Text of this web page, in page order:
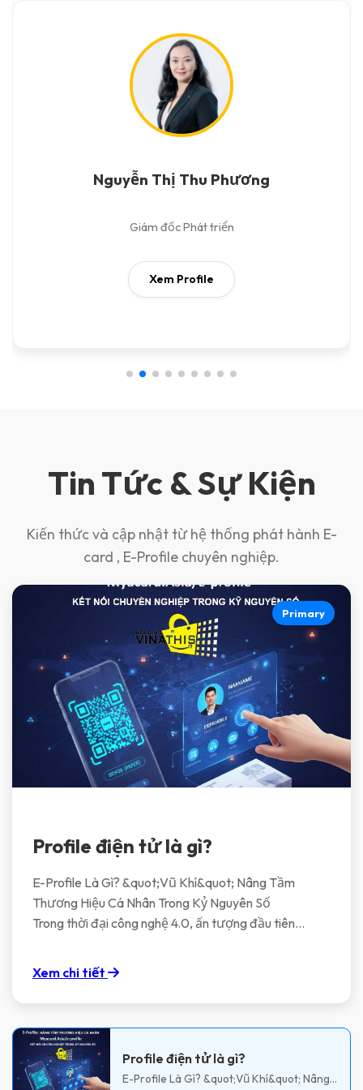
Nguyễn Thị Thu Phương
Giám đốc Phát triển
Xem Profile
Tin Tức & Sự Kiện
Kiến thức và cập nhật từ hệ thống phát hành E-
card , E-Profile chuyên nghiệp.
Primary
Profile điện tử là gì?
E-Profile Là Gì? &quot;Vũ Khí&quot; Nâng Tầm
Thương Hiệu Cá Nhân Trong Kỷ Nguyên Số
Trong thời đại công nghệ 4.0, ấn tượng đầu tiên
nằm ở một cú chạm hoặc quét mã QR. E-profile (Hồ
sơ năng lực điện tử) đang trở thành tiêu chuẩn mới để
các chuyên gia và doanh nghiệp khẳng định vị thế.
Vậy E-profile thực chất là gì và tại sao bạn cần sở hữu
ngay một &quot;bản sắc số&quot; trên
Myacard.Asia? Hãy cùng tìm hiểu ngay sau đây.
Xem chi tiết
Profile điện tử là gì?
E-Profile Là Gì? &quot;Vũ Khí&quot; Nâng